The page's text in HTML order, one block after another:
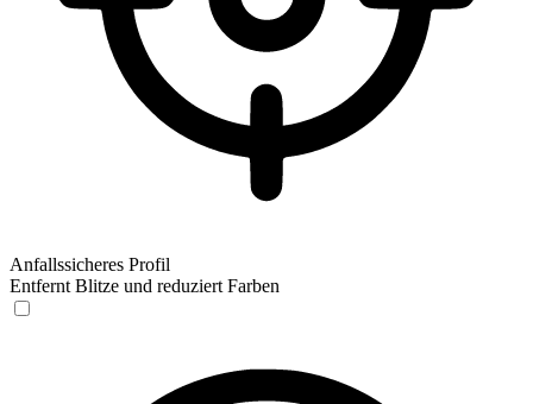
Anfallssicheres Profil
Entfernt Blitze und reduziert Farben